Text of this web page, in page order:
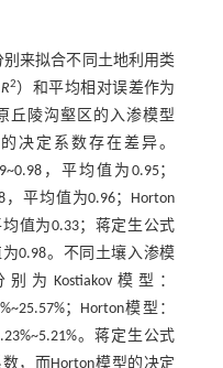
来拟合不同土地利用类
R2 ）和平均相对误差作为
丘陵沟壑区的入渗模型
决定系数存在差异。
，平均值为0.95；
，平均值为0.96；Horton
值为0.33；蒋定生公式
0.98。不同土壤入渗模
为Kostiakov模型：
；Horton模型：
。蒋定生公式
，而Horton模型的决定